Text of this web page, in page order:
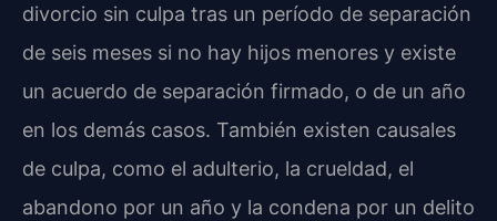
divorcio sin culpa tras un período de separación
de seis meses si no hay hijos menores y existe
un acuerdo de separación firmado, o de un año
en los demás casos. También existen causales
de culpa, como el adulterio, la crueldad, el
abandono por un año y la condena por un delito